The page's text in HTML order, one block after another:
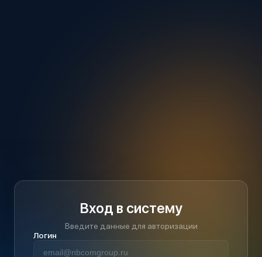
Вход в систему
Введите данные для авторизации
Логин